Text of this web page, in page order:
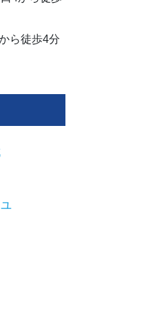
ら徒歩4分